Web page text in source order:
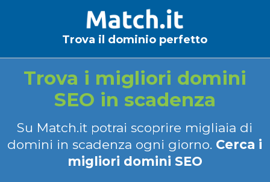
Trova il dominio perfetto
Trova i migliori domini
SEO in scadenza
Su Match.it potrai scoprire migliaia di
domini in scadenza ogni giorno. Cerca i
migliori domini SEO